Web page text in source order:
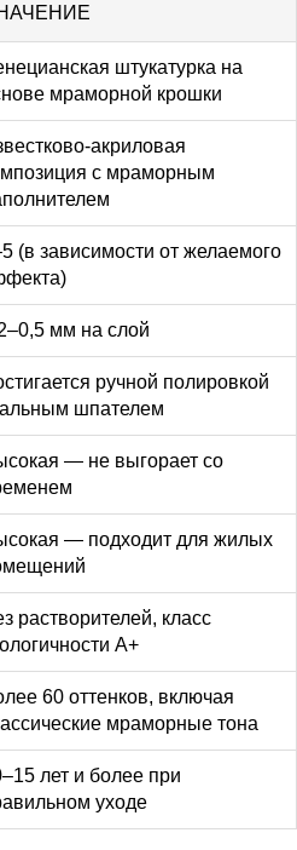
штукатурка на
мраморной крошки
акриловая
с мраморным
(в зависимости от желаемого
мм на слой
ручной полировкой
шпателем
— не выгорает со
— подходит для жилых
растворителей, класс
А+
60 оттенков, включая
мраморные тона
лет и более при
уходе